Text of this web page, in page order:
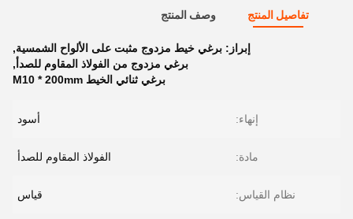
تفاصيل المنتج وصف المنتج
إبراز: برغي خيط مزدوج مثبت على الألواح الشمسية,
برغي مزدوج من الفولاذ المقاوم للصدأ ,
برغي ثنائي الخيط M10 * 200mm
إنهاء: أسود
مادة: الفولاذ المقاوم للصدأ
نظام القياس: قياس